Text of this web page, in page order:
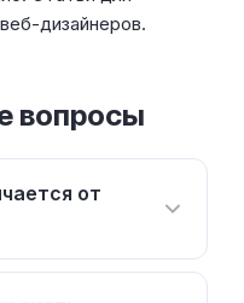
дизайнеров.
вопросы
от